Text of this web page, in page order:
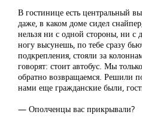
В гостинице есть центральный
даже, в каком доме сидел
нельзя ни с одной стороны, ни с
ногу высунешь, по тебе сразу
подкрепления, стояли за
говорят: стоит автобус. Мы
обратно возвращаемся. Решили
нами еще гражданские были,
— Ополченцы вас прикрывали?